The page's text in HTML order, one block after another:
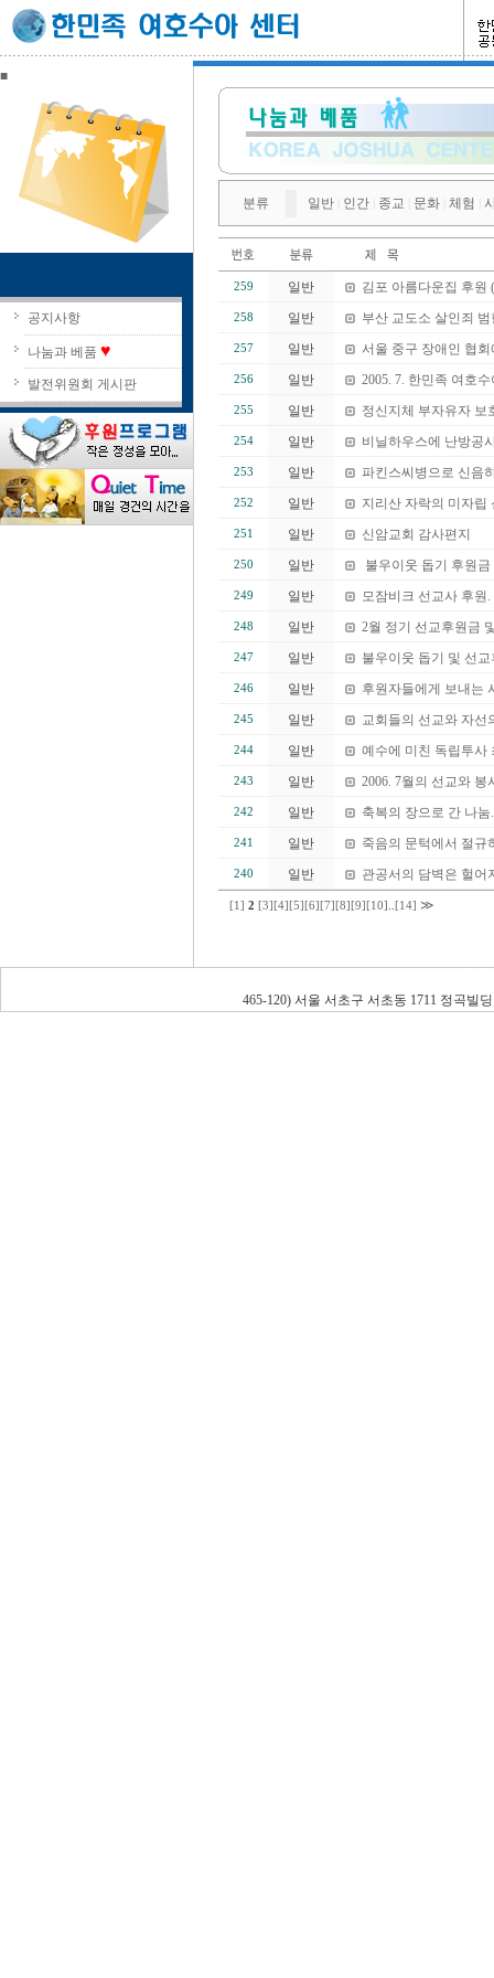
■
공지사항
나눔과 베품 ♥
발전위원회 게시판
분류 일반 인간 종교 문화 체험
259 일반 김포 아름다운집 후원
258 일반 부산 교도소 살인죄
257 일반 서울 중구 장애인 협
256 일반 2005. 7. 한민족 여호
255 일반 정신지체 부자유자 보
254 일반 비닐하우스에 난방공
253 일반 파킨스씨병으로 신음
252 일반 지리산 자락의 미자립
251 일반 신암교회 감사편지
250 일반 불우이웃 돕기 후원금
249 일반 모잠비크 선교사 후원.
248 일반 2월 정기 선교후원금
247 일반 불우이웃 돕기 및 선
246 일반 후원자들에게 보내는
245 일반 교회들의 선교와 자선
244 일반 예수에 미친 독립투사
243 일반 2006. 7월의 선교와 봉
242 일반 축복의 장으로 간 나눔.
241 일반 죽음의 문턱에서 절규
240 일반 관공서의 담벽은 헐어
[1] 2 [3] [4] [5] [6] [7] [8] [9] [10] [14] ≫
465-120) 서울 서초구 서초동 1711 정곡빌